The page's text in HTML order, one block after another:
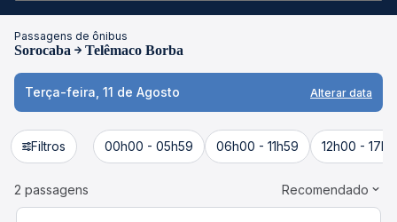
Passagens de ônibus
Sorocaba Telêmaco Borba
Terça-feira, 11 de Agosto Alterar data
Filtros 00h00 - 05h59 06h00 - 11h59 12h00 -
2 passagens Recomendado